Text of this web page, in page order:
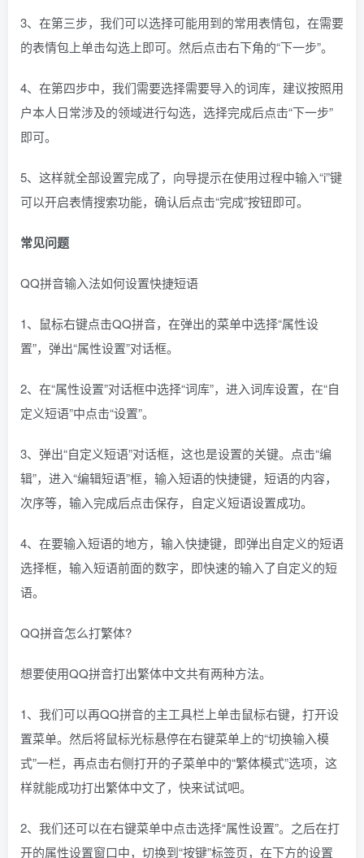
3、在第三步，我们可以选择可能用到的常用表情包，在需要
的表情包上单击勾选上即可。然后点击右下角的“下一步”。
4、在第四步中，我们需要选择需要导入的词库，建议按照用
户本人日常涉及的领域进行勾选，选择完成后点击“下一步”
即可。
5、这样就全部设置完成了，向导提示在使用过程中输入“i”键
可以开启表情搜索功能，确认后点击“完成”按钮即可。
常见问题
QQ拼音输入法如何设置快捷短语
1、鼠标右键点击QQ拼音，在弹出的菜单中选择“属性设
置”，弹出“属性设置”对话框。
2、在“属性设置”对话框中选择“词库”，进入词库设置，在“自
定义短语”中点击“设置”。
3、弹出“自定义短语”对话框，这也是设置的关键。点击“编
辑”，进入“编辑短语”框，输入短语的快捷键，短语的内容，
次序等，输入完成后点击保存，自定义短语设置成功。
4、在要输入短语的地方，输入快捷键，即弹出自定义的短语
选择框，输入短语前面的数字，即快速的输入了自定义的短
语。
QQ拼音怎么打繁体?
想要使用QQ拼音打出繁体中文共有两种方法。
1、我们可以再QQ拼音的主工具栏上单击鼠标右键，打开设
置菜单。然后将鼠标光标悬停在右键菜单上的“切换输入模
式”一栏，再点击右侧打开的子菜单中的“繁体模式”选项，这
样就能成功打出繁体中文了，快来试试吧。
2、我们还可以在右键菜单中点击选择“属性设置”。之后在打
开的属性设置窗口中，切换到“按键”标签页，在下方的设置